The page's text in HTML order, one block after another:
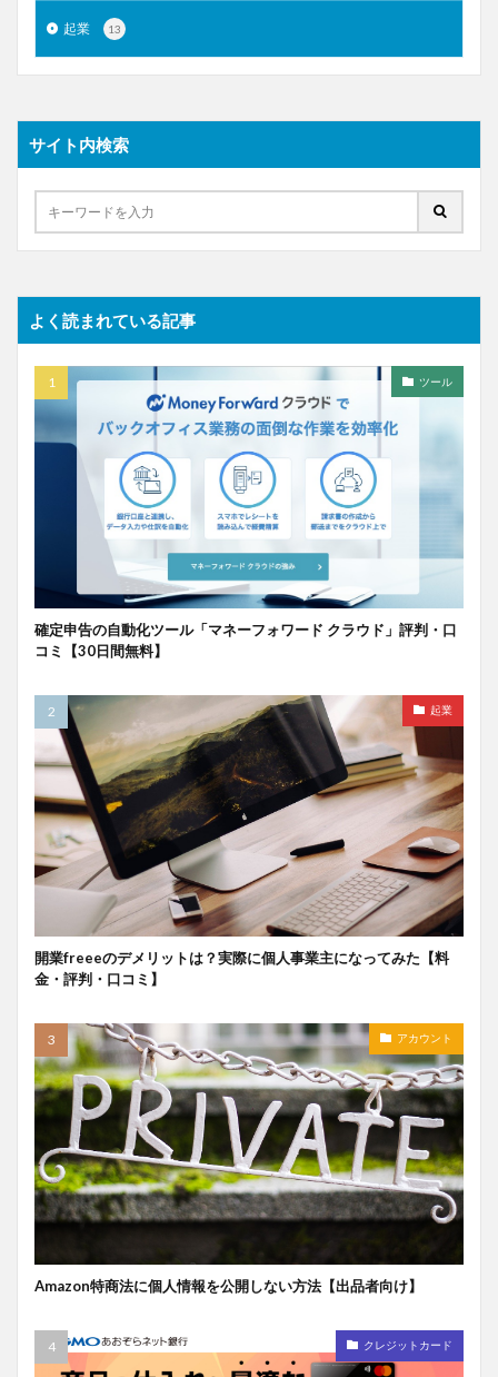
起業 13
サイト内検索
よく読まれている記事
ツール
確定申告の自動化ツール「マネーフォワード クラウド」評判・口
コミ【30日間無料】
起業
開業freeeのデメリットは？実際に個人事業主になってみた【料
金・評判・口コミ】
アカウント
Amazon特商法に個人情報を公開しない方法【出品者向け】
クレジットカード